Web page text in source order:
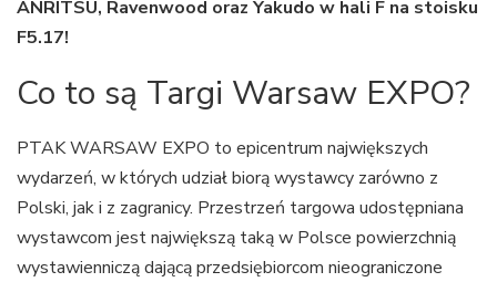
ANRITSU, Ravenwood oraz Yakudo w hali F na stoisku
F5.17!
Co to są Targi Warsaw EXPO?
PTAK WARSAW EXPO to epicentrum największych
wydarzeń, w których udział biorą wystawcy zarówno z
Polski, jak i z zagranicy. Przestrzeń targowa udostępniana
wystawcom jest największą taką w Polsce powierzchnią
wystawienniczą dającą przedsiębiorcom nieograniczone